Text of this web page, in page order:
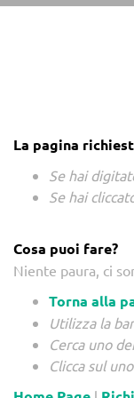
La pagina
Se hai
Se hai
Cosa puoi fare?
Niente paura, ci
Torna alla
Utilizza la
Cerca uno
Clicca sul